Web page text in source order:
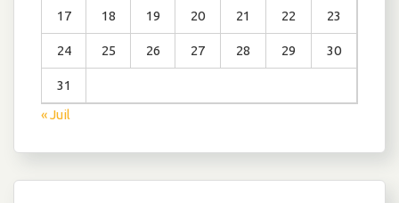
17 18 19 20 21 22 23
24 25 26 27 28 29 30
31
« Juil